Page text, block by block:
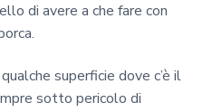
di avere a che fare con
superficie dove c’è il
sotto pericolo di